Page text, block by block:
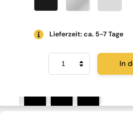
Lieferzeit: ca. 5-7 Tage
AVM
Evolution
MP
In